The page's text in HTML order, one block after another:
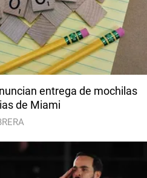
entrega de mochilas
de Miami